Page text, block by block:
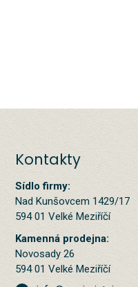
Kontakty
Sídlo firmy:
Nad Kunšovcem 1429/17
594 01 Velké Meziříčí
Kamenná prodejna:
Novosady 26
594 01 Velké Meziříčí